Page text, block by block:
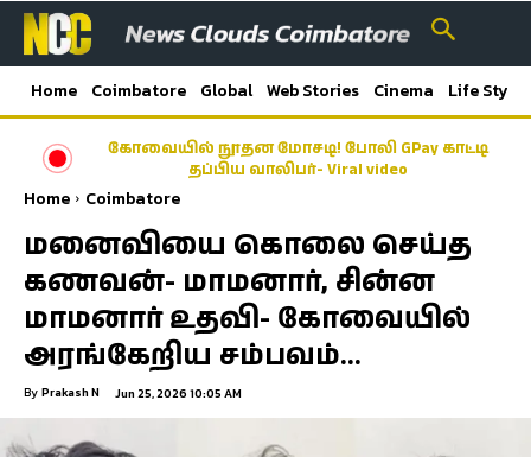
Home Coimbatore Global Web Stories Cinema Life Style
கோவையில் நூதன மோசடி! போலி GPay காட்டி
தப்பிய வாலிபர்- Viral video
Latest News Coimbatore | கோயம்புத்தூர் மாவட்ட
செய்திகள்
Home Coimbatore
மனைவியை கொலை செய்த
கணவன்- மாமனார், சின்ன
மாமனார் உதவி- கோவையில்
அரங்கேறிய சம்பவம்…
By Prakash N Jun 25, 2026 10:05 AM